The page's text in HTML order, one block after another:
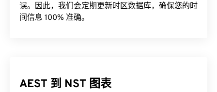
误。因此，我们会定期更新时区数据库，确保您的时
间信息 100% 准确。
AEST 到 NST 图表